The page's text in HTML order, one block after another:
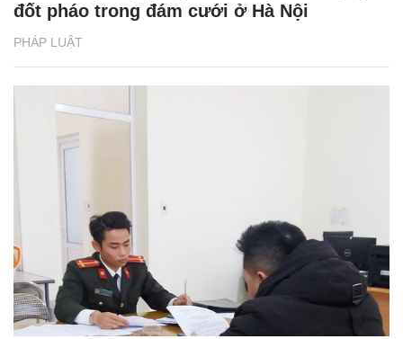
PHÁP LUẬT
đốt pháo trong đám cưới ở Hà Nội